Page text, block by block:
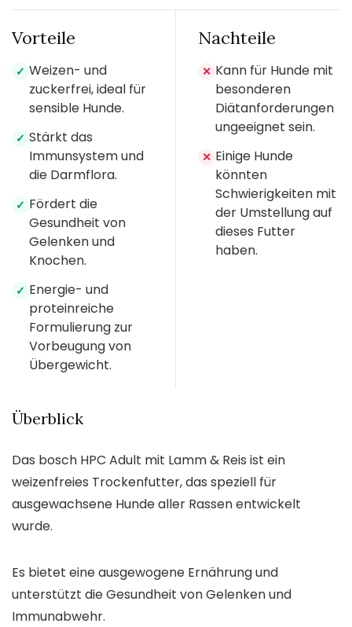
Vorteile
✓ Weizen- und
zuckerfrei, ideal für
sensible Hunde.
✓ Stärkt das
Immunsystem und
die Darmflora.
✓ Fördert die
Gesundheit von
Gelenken und
Knochen.
✓ Energie- und
proteinreiche
Formulierung zur
Vorbeugung von
Übergewicht.
Nachteile
✕ Kann für Hunde mit
besonderen
Diätanforderungen
ungeeignet sein.
✕ Einige Hunde
könnten
Schwierigkeiten mit
der Umstellung auf
dieses Futter
haben.
Überblick
Das bosch HPC Adult mit Lamm & Reis ist ein
weizenfreies Trockenfutter, das speziell für
ausgewachsene Hunde aller Rassen entwickelt
wurde.
Es bietet eine ausgewogene Ernährung und
unterstützt die Gesundheit von Gelenken und
Immunabwehr.